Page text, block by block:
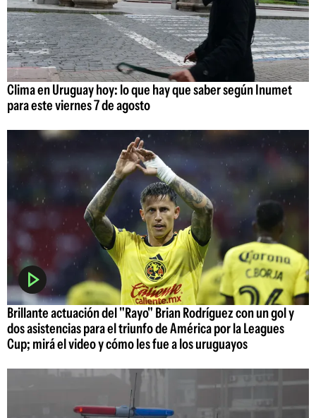
Clima en Uruguay hoy: lo que hay que saber según Inumet
para este viernes 7 de agosto
Brillante actuación del "Rayo" Brian Rodríguez con un gol y
dos asistencias para el triunfo de América por la Leagues
Cup; mirá el video y cómo les fue a los uruguayos